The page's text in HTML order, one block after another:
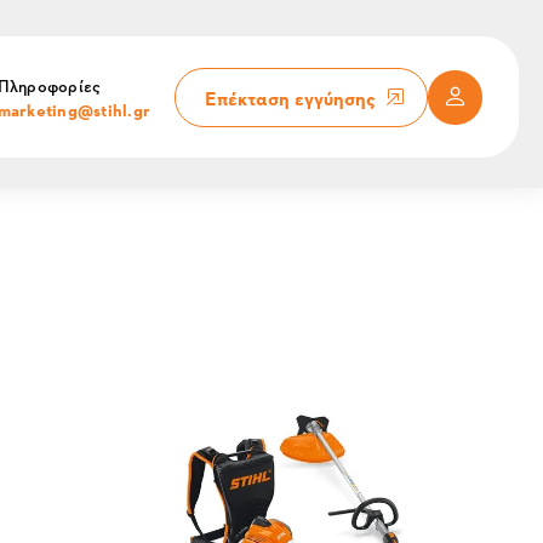
Επέκταση εγγύησης